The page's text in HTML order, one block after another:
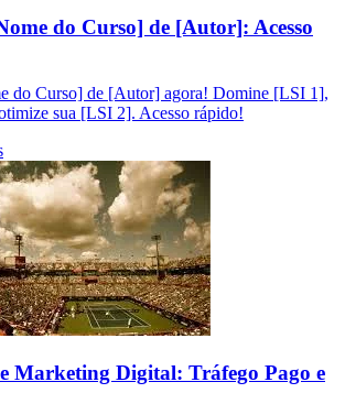
do Curso] de [Autor]: Acesso
do Curso] de [Autor] agora! Domine [LSI 1],
sua [LSI 2]. Acesso rápido!
Marketing Digital: Tráfego Pago e